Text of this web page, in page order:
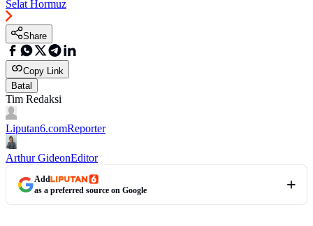
Selat Hormuz
Share
Copy Link
Batal
Tim Redaksi
Liputan6.comReporter
Arthur GideonEditor
Add
as a preferred source on Google